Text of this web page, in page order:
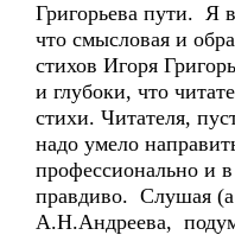
Григорьева пути. Я
что смысловая и
стихов Игоря
и глубоки, что
стихи. Читателя,
надо умело
профессионально и
правдиво. Слушая
А.Н.Андреева,